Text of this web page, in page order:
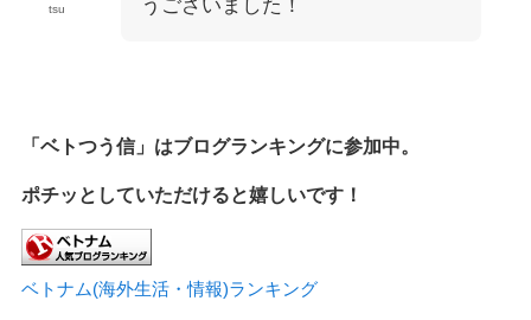
tsu
うございました！
「ベトつう信」はブログランキングに参加中。
ポチッとしていただけると嬉しいです！
ベトナム(海外生活・情報)ランキング